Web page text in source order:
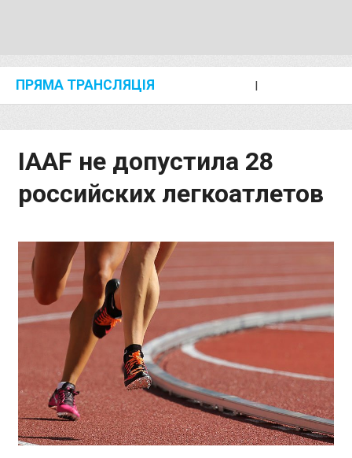
ПРЯМА ТРАНСЛЯЦІЯ I
IAAF не допустила 28
российских легкоатлетов